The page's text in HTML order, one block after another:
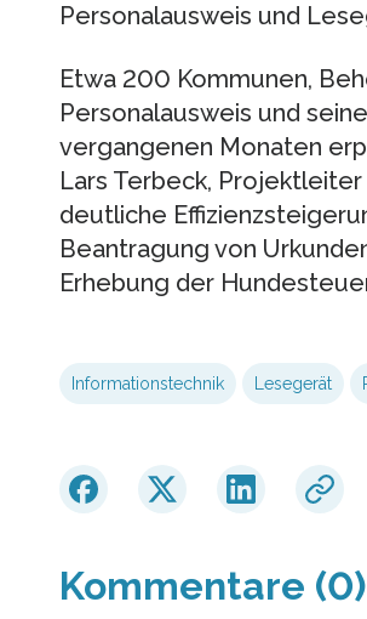
Personalausweis und
Etwa 200 Kommunen,
Personalausweis und
vergangenen Monaten
Lars Terbeck,
deutliche
Beantragung von
Erhebung der
Informationstechnik Lesegerät
Kommentare (0)